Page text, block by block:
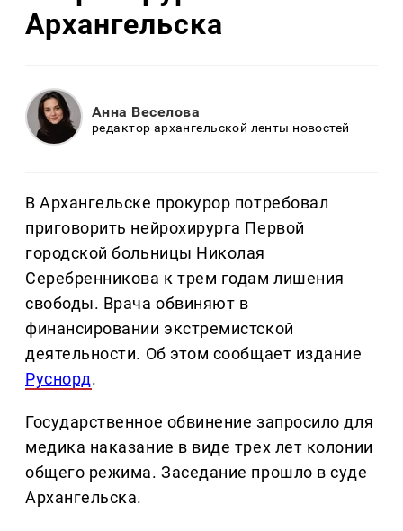
Архангельска
Анна Веселова
редактор архангельской ленты новостей
В Архангельске прокурор потребовал
приговорить нейрохирурга Первой
городской больницы Николая
Серебренникова к трем годам лишения
свободы. Врача обвиняют в
финансировании экстремистской
деятельности. Об этом сообщает издание
Руснорд.
Государственное обвинение запросило для
медика наказание в виде трех лет колонии
общего режима. Заседание прошло в суде
Архангельска.